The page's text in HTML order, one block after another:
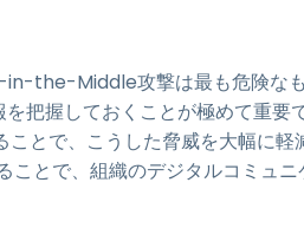
in-the-Middle攻撃は最も危険な
把握しておくことが極めて重要
とで、こうした脅威を大幅に軽
とで、組織のデジタルコミュニ